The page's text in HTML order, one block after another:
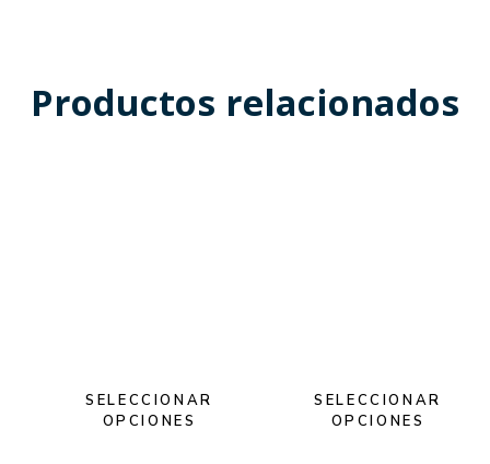
Productos relacionados
SELECCIONAR
OPCIONES
SELECCIONAR
OPCIONES